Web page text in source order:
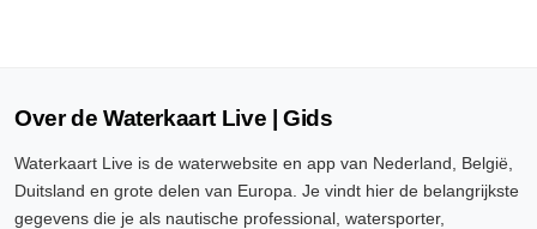
Over de Waterkaart Live | Gids
Waterkaart Live is de waterwebsite en app van Nederland, België,
Duitsland en grote delen van Europa. Je vindt hier de belangrijkste
gegevens die je als nautische professional, watersporter,